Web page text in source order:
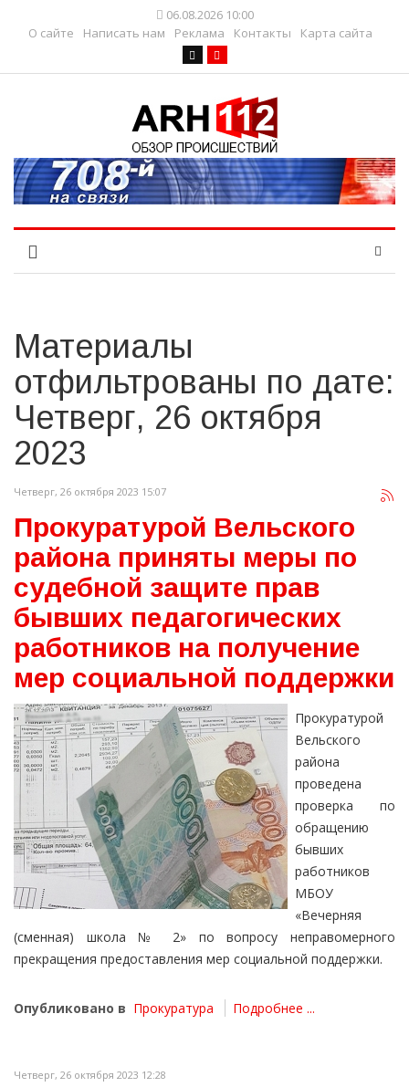
06.08.2026 10:00
О сайте
Написать нам Реклама Контакты Карта сайта
Материалы
отфильтрованы по дате:
Четверг, 26 октября
2023
Четверг, 26 октября 2023 15:07
Прокуратурой Вельского
района приняты меры по
судебной защите прав
бывших педагогических
работников на получение
мер социальной поддержки
Прокуратурой
Вельского
района
проведена
проверка по
обращению
бывших
работников
МБОУ
«Вечерняя
(сменная) школа № 2» по вопросу неправомерного
прекращения предоставления мер социальной поддержки.
Опубликовано в Прокуратура Подробнее ...
Четверг, 26 октября 2023 12:28